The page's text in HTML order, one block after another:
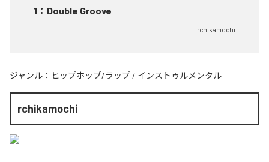
1 ： Double Groove
rchikamochi
ジャンル： ヒップホップ/ラップ / インストゥルメンタル
rchikamochi